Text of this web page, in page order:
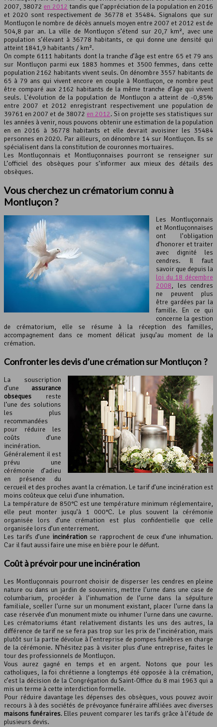
Leaflet , ©OpenStreetMapcontributeurs
2007, 38072 en 2012 tandis que l’appréciation de la population en 2016
et 2020 sont respectivement de 36778 et 35484. Signalons que sur
Montluçon le nombre de décès annuels moyen entre 2007 et 2012 est de
504,8 par an. La ville de Montluçon s’étend sur 20,7 km², avec une
population s’élevant à 36778 habitants, ce qui donne une densité qui
atteint 1841,9 habitants / km².
On compte 6111 habitants dont la tranche d’âge est entre 65 et 79 ans
sur Montluçon parmi eux 1883 hommes et 3500 femmes, dans cette
population 2162 habitants vivent seuls. On dénombre 3557 habitants de
65 à 79 ans qui vivent encore en couple à Montluçon, ce nombre peut
être comparé aux 2162 habitants de la même tranche d’âge qui vivent
seuls. L’évolution de la population de Montluçon a atteint de -0,85%
entre 2007 et 2012 enregistrant respectivement une population de
39761 en 2007 et de 38072 en 2012. Si on projette ses statistiques sur
les années à venir, nous pouvons obtenir une estimation de la population
en en 2016 à 36778 habitants et elle devrait avoisiner les 35484
personnes en 2020. Par ailleurs, on dénombre 14 sur Montluçon. Ils se
spécialisent dans la constitution de couronnes mortuaires.
Les Montluçonnais et Montluçonnaises pourront se renseigner sur
L’officiel des obsèques pour s’informer aux mieux des détails des
obsèques.
Vous cherchez un crématorium connu à
Montluçon ?
Les Montluçonnais
et Montluçonnaises
ont l’obligation
d’honorer et traiter
avec dignité les
cendres. Il faut
savoir que depuis la
loi du 18 décembre
2008, les cendres
ne peuvent plus
être gardées par la
famille. En ce qui
concerne la gestion
de crématorium, elle se résume à la réception des familles,
accompagnement dans ce moment délicat jusqu’au moment de la
crémation.
Confronter les devis d’unecrémationsur Montluçon ?
La souscription
d’une assurance
obsèques reste
l’une des solutions
les plus
recommandées
pour réduire les
coûts d’une
incinération.
Généralement il est
prévu une
cérémonie d’adieu
en présence du
cercueil et des proches avant la crémation. Le tarif d’une incinération est
moins coûteux que celui d’une inhumation.
La température de 850°C est une température minimum réglementaire,
elle peut monter jusqu’à 1 000°C. Le plus souvent la cérémonie
organisée lors d’une crémation est plus confidentielle que celle
organisée lors d’un enterrement.
Les tarifs d’une incinération se rapprochent de ceux d’une inhumation.
Car il faut aussi faire une mise en bière pour le défunt.
Coût à prévoir pour une incinération
Les Montluçonnais pourront choisir de disperser les cendres en pleine
nature ou dans un jardin de souvenirs, mettre l’urne dans une case de
columbarium, procéder à l’inhumation de l’urne dans la sépulture
familiale, sceller l’urne sur un monument existant, placer l’urne dans la
case réservée d’un monument mixte ou inhumer l’urne dans une cavurne.
Les crématoriums étant relativement distants les uns des autres, la
différence de tarif ne se fera pas trop sur les prix de l’incinération, mais
plutôt sur la partie dévolue à l’entreprise de pompes funèbres en charge
de la cérémonie. N’hésitez pas à visiter plus d’une entreprise, faites le
tour des professionnels de Montluçon.
Vous aurez gagné en temps et en argent. Notons que pour les
catholiques, la foi chrétienne a longtemps été opposée à la crémation,
c’est la décision de la Congrégation du Saint-Office du 8 mai 1963 qui a
mis un terme à cette interdiction formelle.
Pour réduire davantage les dépenses des obsèques, vous pouvez avoir
recours à à des sociétés de prévoyance funéraire affiliées avec diverses
maisons funéraires. Elles peuvent comparer les tarifs grâce à l’étude de
plusieurs devis.